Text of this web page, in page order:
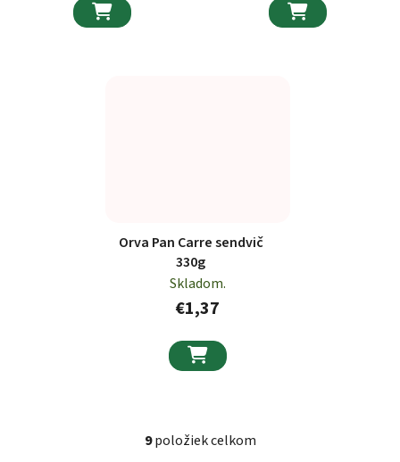
 
Orva Pan Carre sendvič
330g
Skladom.
€1,37

Ovládacie prvky výpisu
9položiek celkom